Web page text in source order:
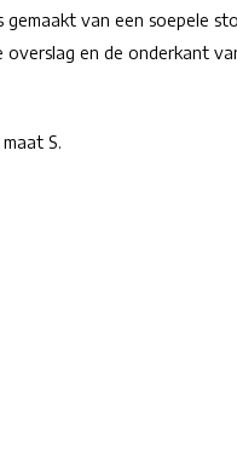
gemaakt van een soepele
en de onderkant
S.